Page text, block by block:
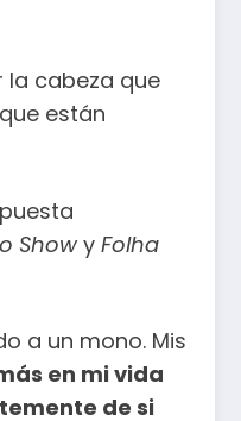
la cabeza que
están
Showy Folha
a un mono. Mis
en mi vida
de si